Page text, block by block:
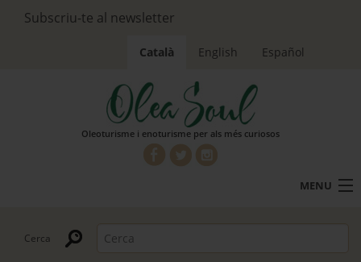
Subscriu-te al newsletter
Español
English
Català
Oleoturisme i enoturisme per als més curiosos
MENU